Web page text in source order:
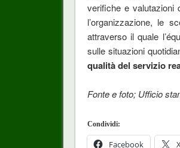
verifiche e valutazioni
l’organizzazione, le
attraverso il quale
sulle situazioni
qualità del servizio
Fonte e foto; Ufficio
Condividi:
Facebook